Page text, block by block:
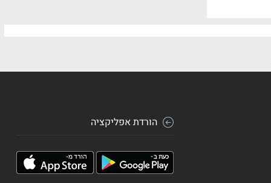
הורדת אפליקציה